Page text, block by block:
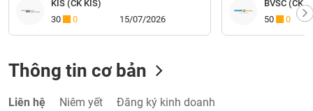
KIS (CK KIS)
30
0 15/07/2026
BVSC (CK
50
0
Thông tin cơ bản
Liên hệ Niêm yết Đăng ký kinh doanh